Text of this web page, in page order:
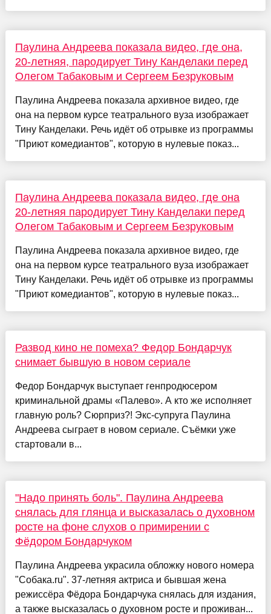
Паулина Андреева показала видео, где она,
20-летняя, пародирует Тину Канделаки перед
Олегом Табаковым и Сергеем Безруковым
Паулина Андреева показала архивное видео, где
она на первом курсе театрального вуза изображает
Тину Канделаки. Речь идёт об отрывке из программы
"Приют комедиантов", которую в нулевые показ...
Паулина Андреева показала видео, где она
20-летняя пародирует Тину Канделаки перед
Олегом Табаковым и Сергеем Безруковым
Паулина Андреева показала архивное видео, где
она на первом курсе театрального вуза изображает
Тину Канделаки. Речь идёт об отрывке из программы
"Приют комедиантов", которую в нулевые показ...
Развод кино не помеха? Федор Бондарчук
снимает бывшую в новом сериале
Федор Бондарчук выступает генпродюсером
криминальной драмы «Палево». А кто же исполняет
главную роль? Сюрприз?! Экс-супруга Паулина
Андреева сыграет в новом сериале. Съёмки уже
стартовали в...
"Надо принять боль". Паулина Андреева
снялась для глянца и высказалась о духовном
росте на фоне слухов о примирении с
Фёдором Бондарчуком
Паулина Андреева украсила обложку нового номера
"Собака.ru". 37-летняя актриса и бывшая жена
режиссёра Фёдора Бондарчука снялась для издания,
а также высказалась о духовном росте и проживан...